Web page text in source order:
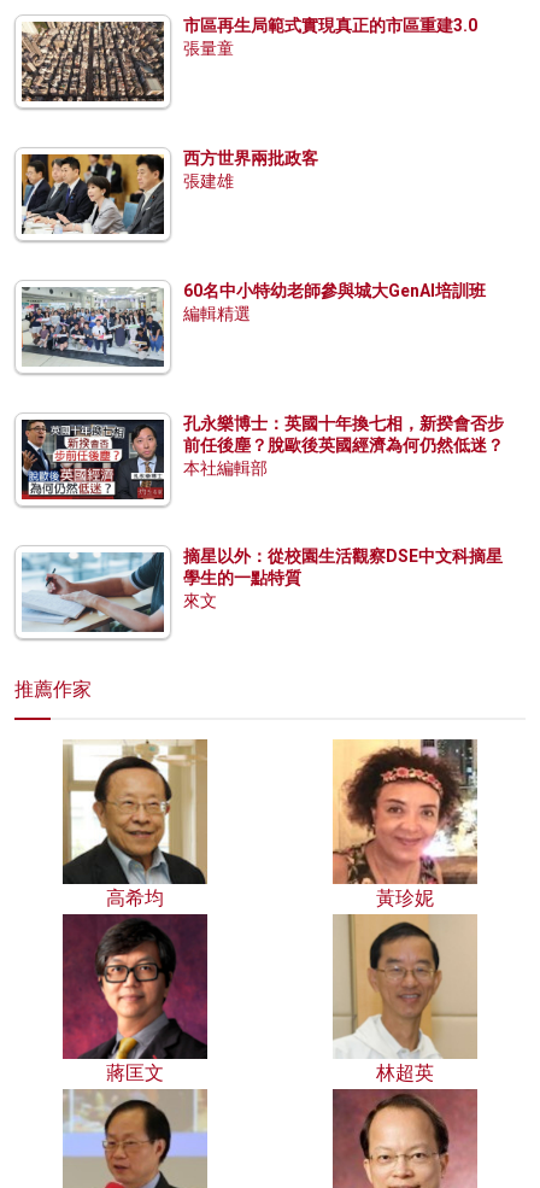
市區再生局範式實現真正的市區重建3.0
張量童
西方世界兩批政客
張建雄
60名中小特幼老師參與城大GenAI培訓班
編輯精選
孔永樂博士：英國十年換七相，新揆會否步
前任後塵？脫歐後英國經濟為何仍然低迷？
本社編輯部
摘星以外：從校園生活觀察DSE中文科摘星
學生的一點特質
來文
推薦作家
高希均 黃珍妮
蔣匡文 林超英